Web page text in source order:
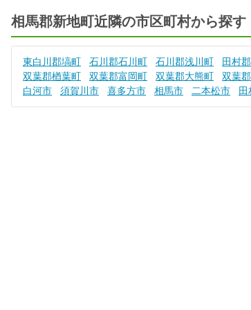
相馬郡新地町近隣の市区町村から探す
東白川郡塙町 石川郡石川町 石川郡浅川町 田村
双葉郡楢葉町
双葉郡富岡町 双葉郡大熊町 双葉
白河市
須賀川市 喜多方市 相馬市 二本松市 田